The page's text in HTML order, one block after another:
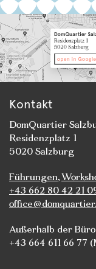
Kontakt
DomQuartier
Residenzplatz 1
5020 Salzburg
Führungen,
+43 662 80 42 21
Außerhalb der
+43 664 611 66 77